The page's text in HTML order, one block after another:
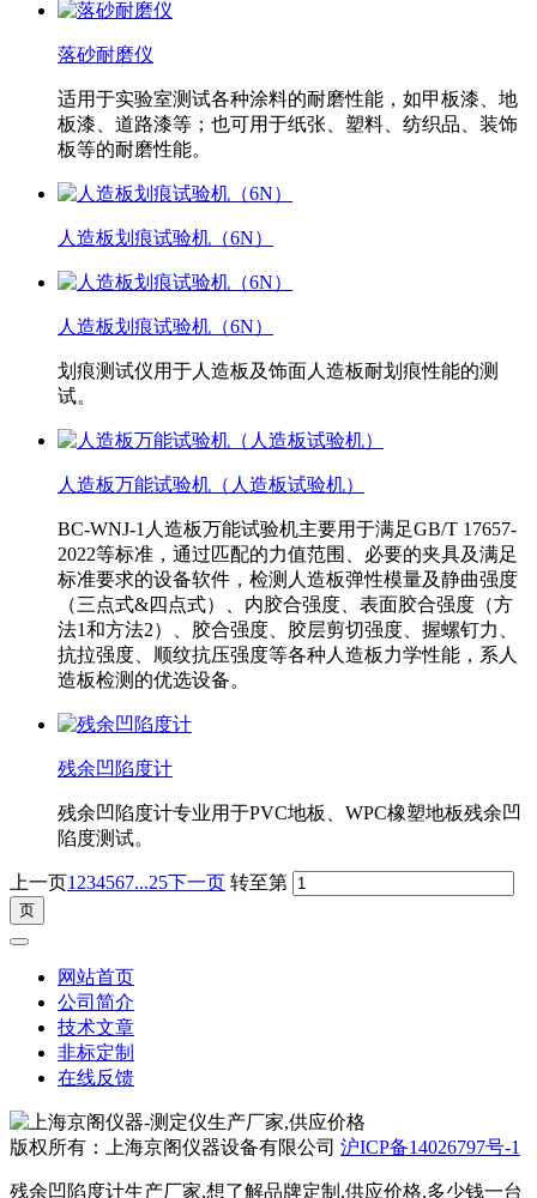
落砂耐磨仪
适用于实验室测试各种涂料的耐磨性能，如甲板漆、地
板漆、道路漆等；也可用于纸张、塑料、纺织品、装饰
板等的耐磨性能。
人造板划痕试验机（6N）
人造板划痕试验机（6N）
划痕测试仪用于人造板及饰面人造板耐划痕性能的测
试。
人造板万能试验机（人造板试验机）
BC-WNJ-1人造板万能试验机主要用于满足GB/T 17657-
2022等标准，通过匹配的力值范围、必要的夹具及满足
标准要求的设备软件，检测人造板弹性模量及静曲强度
（三点式&四点式）、内胶合强度、表面胶合强度（方
法1和方法2）、胶合强度、胶层剪切强度、握螺钉力、
抗拉强度、顺纹抗压强度等各种人造板力学性能，系人
造板检测的优选设备。
残余凹陷度计
残余凹陷度计专业用于PVC地板、WPC橡塑地板残余凹
陷度测试。
上一页1 234567...25下一页 转至第
网站首页
公司简介
技术文章
非标定制
在线反馈
版权所有：上海京阁仪器设备有限公司 沪ICP备14026797号-1
残余凹陷度计生产厂家,想了解品牌定制,供应价格,多少钱一台